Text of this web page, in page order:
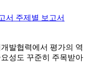
서 주제별 보고서
발협력에서 평가의 역
성도 꾸준히 주목받아